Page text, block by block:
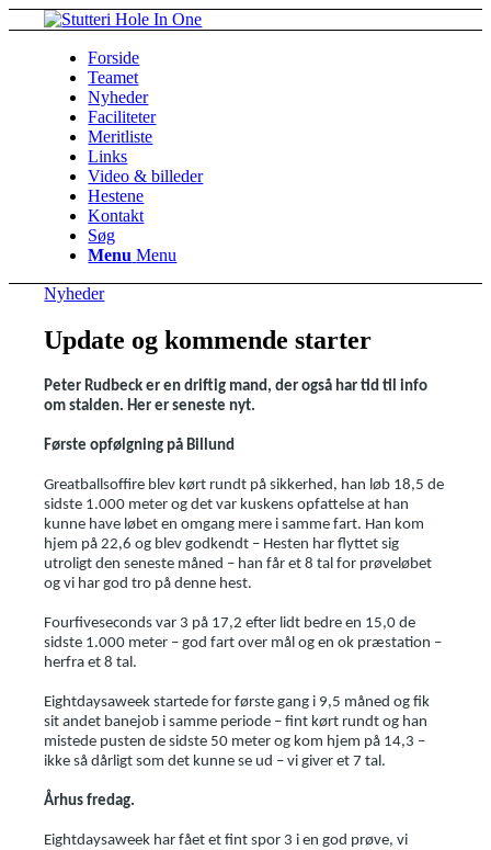
Forside
Teamet
Nyheder
Faciliteter
Meritliste
Links
Video & billeder
Hestene
Kontakt
Søg
Menu Menu
Nyheder
Update og kommende starter
Peter Rudbeck er en driftig mand, der også har tid til info
om stalden. Her er seneste nyt.
Første opfølgning på Billund
Greatballsoffire blev kørt rundt på sikkerhed, han løb 18,5 de
sidste 1.000 meter og det var kuskens opfattelse at han
kunne have løbet en omgang mere i samme fart. Han kom
hjem på 22,6 og blev godkendt – Hesten har flyttet sig
utroligt den seneste måned – han får et 8 tal for prøveløbet
og vi har god tro på denne hest.
Fourfiveseconds var 3 på 17,2 efter lidt bedre en 15,0 de
sidste 1.000 meter – god fart over mål og en ok præstation –
herfra et 8 tal.
Eightdaysaweek startede for første gang i 9,5 måned og fik
sit andet banejob i samme periode – fint kørt rundt og han
mistede pusten de sidste 50 meter og kom hjem på 14,3 –
ikke så dårligt som det kunne se ud – vi giver et 7 tal.
Århus fredag.
Eightdaysaweek har fået et fint spor 3 i en god prøve, vi